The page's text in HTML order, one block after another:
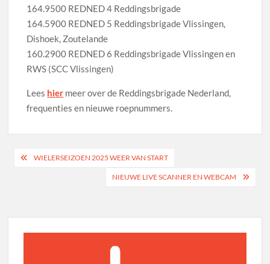
164.9500 REDNED 4 Reddingsbrigade
164.5900 REDNED 5 Reddingsbrigade Vlissingen,
Dishoek, Zoutelande
160.2900 REDNED 6 Reddingsbrigade Vlissingen en
RWS (SCC Vlissingen)
Lees hier meer over de Reddingsbrigade Nederland,
frequenties en nieuwe roepnummers.
Bericht
WIELERSEIZOEN 2025 WEER VAN START
NIEUWE LIVE SCANNER EN WEBCAM